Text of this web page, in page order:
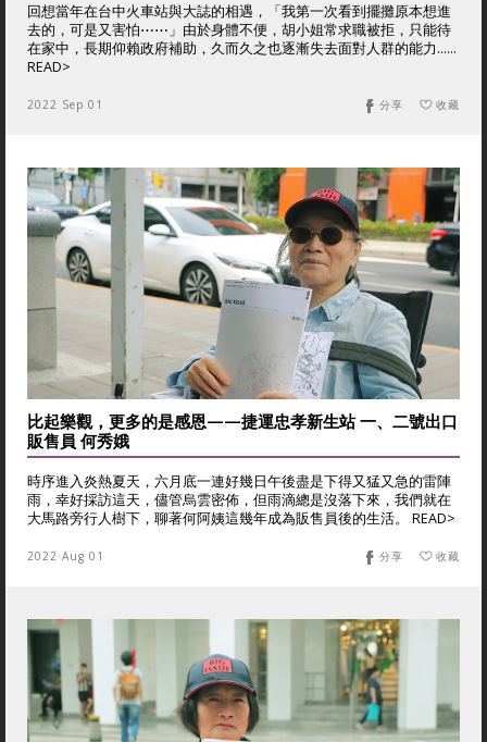
回想當年在台中火車站與大誌的相遇，「我第一次看到擺攤原本想進
去的，可是又害怕⋯⋯」由於身體不便，胡小姐常求職被拒，只能待
在家中，長期仰賴政府補助，久而久之也逐漸失去面對人群的能力......
READ>
2022 Sep 01 收藏
分享
比起樂觀，更多的是感恩——捷運忠孝新生站 一、二號出口
販售員 何秀娥
時序進入炎熱夏天，六月底一連好幾日午後盡是下得又猛又急的雷陣
雨，幸好採訪這天，儘管烏雲密佈，但雨滴總是沒落下來，我們就在
大馬路旁行人樹下，聊著何阿姨這幾年成為販售員後的生活。 READ>
2022 Aug 01 收藏
分享